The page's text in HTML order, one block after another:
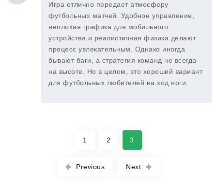
Игра отлично передает атмосферу
футбольных матчей. Удобное управление,
неплохая графика для мобильного
устройства и реалистичная физика делают
процесс увлекательным. Однако иногда
бывают баги, а стратегия команд не всегда
на высоте. Но в целом, это хороший вариант
для футбольных любителей на ход ноги.
Previous
1 2 3
Next